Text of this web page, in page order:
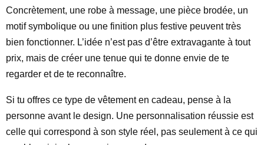
Concrètement, une robe à message, une pièce brodée, un
motif symbolique ou une finition plus festive peuvent très
bien fonctionner. L’idée n’est pas d’être extravagante à tout
prix, mais de créer une tenue qui te donne envie de te
regarder et de te reconnaître.
Si tu offres ce type de vêtement en cadeau, pense à la
personne avant le design. Une personnalisation réussie est
celle qui correspond à son style réel, pas seulement à ce qui